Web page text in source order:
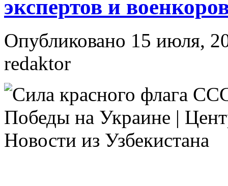
экспертов и
Опубликовано 15 июля,
redaktor